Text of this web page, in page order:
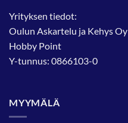
Yrityksen tiedot:
Oulun Askartelu ja Kehys Oy
Hobby Point
Y-tunnus: 0866103-0
MYYMÄLÄ